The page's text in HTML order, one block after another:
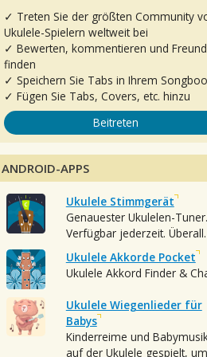
✓ Treten Sie der größten Community
Ukulele-Spielern weltweit bei
✓ Bewerten, kommentieren und
finden
✓ Speichern Sie Tabs in Ihrem
✓ Fügen Sie Tabs, Covers, etc. hinzu
Beitreten
ANDROID-APPS
Ukulele Stimmgerät
Genauester Ukulelen-Tuner.
Verfügbar jederzeit. Überall.
Ukulele Akkorde Pocket
Ukulele Akkord Finder &
Ukulele Wiegenlieder für
Babys
Kinderreime und
auf der Ukulele gespielt, um